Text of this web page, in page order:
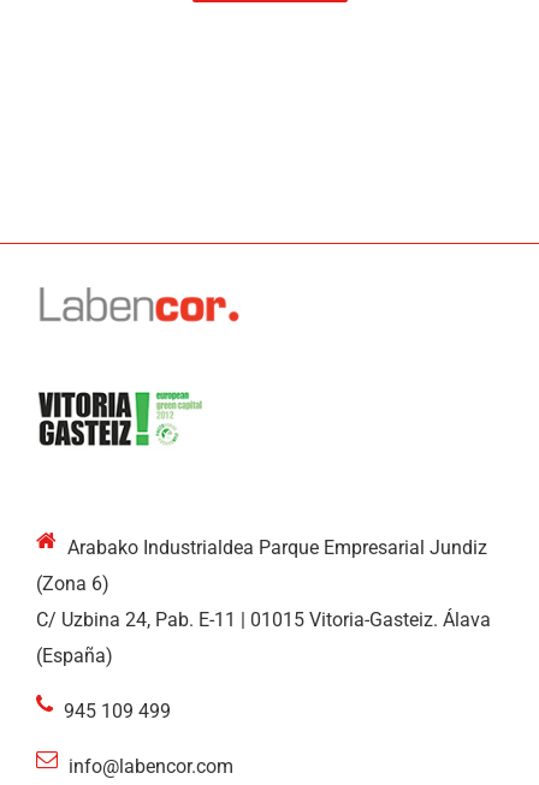
Arabako Industrialdea Parque Empresarial Jundiz
(Zona 6)
C/ Uzbina 24, Pab. E-11 | 01015 Vitoria-Gasteiz. Álava
(España)
945 109 499
info@labencor.com